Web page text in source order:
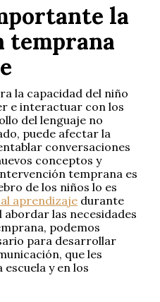
la
la capacidad del niño
e interactuar con los
del lenguaje no
puede afectar la
conversaciones
conceptos y
temprana es
de los niños lo es
aprendizaje durante
abordar las necesidades
podemos
para desarrollar
que les
y en los